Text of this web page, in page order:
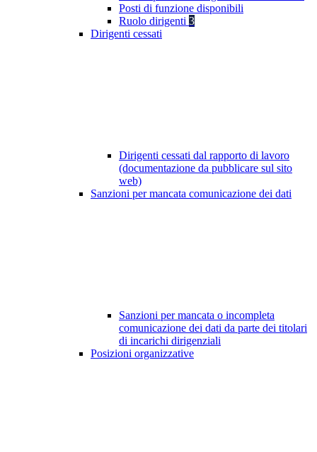
Posti di funzione disponibili
Ruolo dirigenti 3
Dirigenti cessati
Dirigenti cessati dal rapporto di lavoro
(documentazione da pubblicare sul sito
web)
Sanzioni per mancata comunicazione dei dati
Sanzioni per mancata o incompleta
comunicazione dei dati da parte dei titolari
di incarichi dirigenziali
Posizioni organizzative